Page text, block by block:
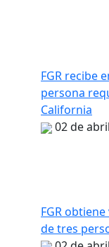
FGR recibe
persona
California
02 de
FGR
de tres